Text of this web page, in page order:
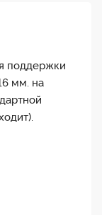
поддержки
мм. на